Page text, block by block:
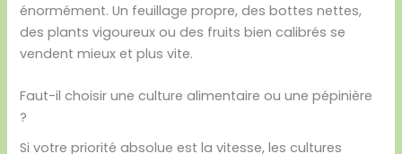
énormément. Un feuillage propre, des bottes nettes,
des plants vigoureux ou des fruits bien calibrés se
vendent mieux et plus vite.
Faut-il choisir une culture alimentaire ou une pépinière
?
Si votre priorité absolue est la vitesse, les cultures